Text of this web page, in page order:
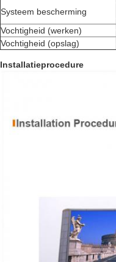
Systeem bescherming
Vochtigheid (werken)
Vochtigheid (opslag)
Installatieprocedure